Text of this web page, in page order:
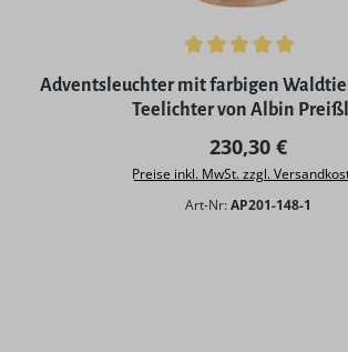
Durchschnittliche Bewertung von 5 von
Adventsleuchter mit farbigen
Teelichter von Albin
Regulärer Preis:
230,30 €
Preise inkl. MwSt. zzgl.
Art-Nr:AP201-148-1